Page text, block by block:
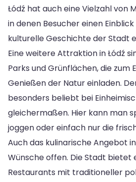
Łódź hat auch eine Vielzahl von
in denen Besucher einen
kulturelle Geschichte der Stadt
Eine weitere Attraktion in Łódź
Parks und Grünflächen, die zum
Genießen der Natur einladen.
besonders beliebt bei
gleichermaßen. Hier kann man
joggen oder einfach nur die
Auch das kulinarische Angebot
Wünsche offen. Die Stadt bietet
Restaurants mit traditioneller